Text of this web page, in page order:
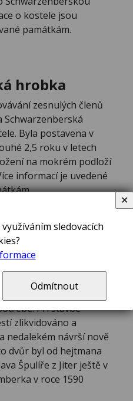
o kostele jsou
památkám.
hrobka
zesnulých členů
Schwarzenberská
Byla postavena v
2,5 roku v letech
na mokrém podloží
informací je uvedené
Ti měli na
kde byl ustájen
Při stavbě
zlikvidováno a
nedalekém návrší nově
dvůr byl od hejtmana
Špulíře z Jiter ještě v
v roce 1590
sledovacích
Odmítnout
✕